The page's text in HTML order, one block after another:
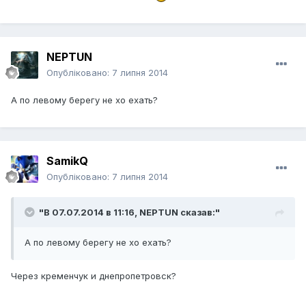
NEPTUN
Опубліковано: 7 липня 2014
А по левому берегу не хо ехать?
SamikQ
Опубліковано: 7 липня 2014
"В 07.07.2014 в 11:16, NEPTUN сказав:"
А по левому берегу не хо ехать?
Через кременчук и днепропетровск?